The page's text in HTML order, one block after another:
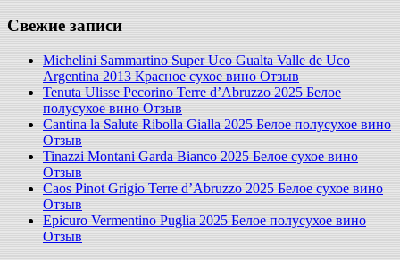
Свежие записи
Michelini Sammartino Super Uco Gualta Valle de Uco
Argentina 2013 Красное сухое вино Отзыв
Tenuta Ulisse Pecorino Terre d’Abruzzo 2025 Белое
полусухое вино Отзыв
Cantina la Salute Ribolla Gialla 2025 Белое полусухое вино
Отзыв
Tinazzi Montani Garda Bianco 2025 Белое сухое вино
Отзыв
Caos Pinot Grigio Terre d’Abruzzo 2025 Белое сухое вино
Отзыв
Epicuro Vermentino Puglia 2025 Белое полусухое вино
Отзыв